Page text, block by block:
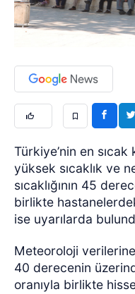
Türkiye’nin en sıcak
yüksek sıcaklık ve
sıcaklığının 45
birlikte
ise uyarılarda
Meteoroloji
40 derecenin
oranıyla birlikte